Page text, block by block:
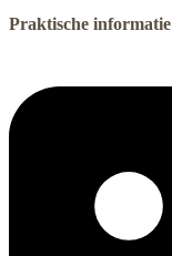
Praktische informatie